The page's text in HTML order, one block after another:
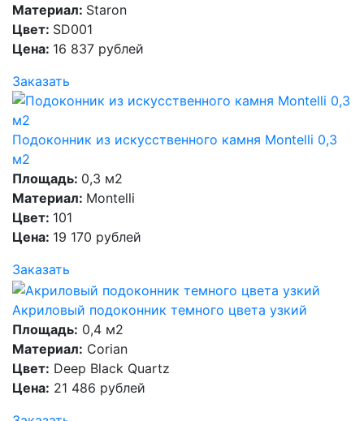
Материал: Staron
Цвет: SD001
Цена: 16 837 рублей
Заказать
Подоконник из искусственного камня Montelli 0,3
м2
Площадь: 0,3 м2
Материал: Montelli
Цвет: 101
Цена: 19 170 рублей
Заказать
Акриловый подоконник темного цвета узкий
Площадь: 0,4 м2
Материал: Corian
Цвет: Deep Black Quartz
Цена: 21 486 рублей